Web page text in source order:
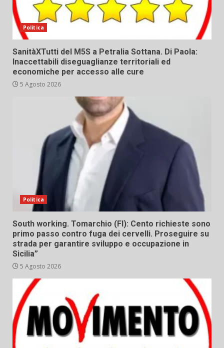
Politica
SanitàXTutti del M5S a Petralia Sottana. Di Paola:
Inaccettabili diseguaglianze territoriali ed
economiche per accesso alle cure
5 Agosto 2026
Politica
South working. Tomarchio (FI): Cento richieste sono
primo passo contro fuga dei cervelli. Proseguire su
strada per garantire sviluppo e occupazione in
Sicilia”
5 Agosto 2026